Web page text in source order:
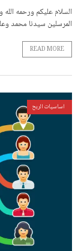
السلام عليكم ورحمه الله
المرسلين سيدنا محمد
READ MORE
اساسيات الربح